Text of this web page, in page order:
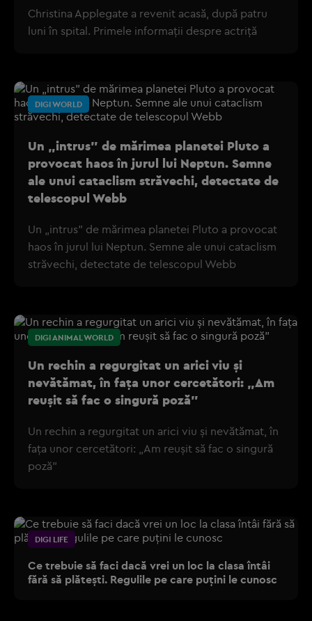
Christina Applegate a revenit acasă, după patru
luni în spital. Primele informații despre actriță
DIGI WORLD
Un „intrus” de mărimea planetei Pluto a
provocat haos în jurul lui Neptun. Semne
ale unui cataclism străvechi, detectate de
telescopul Webb
Un „intrus” de mărimea planetei Pluto a provocat
haos în jurul lui Neptun. Semne ale unui cataclism
străvechi, detectate de telescopul Webb
DIGI ANIMAL WORLD
Un rechin a regurgitat un arici viu și
nevătămat, în fața unor cercetători: „Am
reușit să fac o singură poză”
Un rechin a regurgitat un arici viu și nevătămat, în
fața unor cercetători: „Am reușit să fac o singură
poză”
DIGI LIFE
Ce trebuie să faci dacă vrei un loc la clasa întâi
fără să plătești. Regulile pe care puțini le cunosc